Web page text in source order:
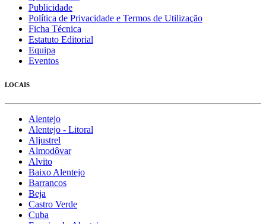
Publicidade
Política de Privacidade e Termos de Utilização
Ficha Técnica
Estatuto Editorial
Equipa
Eventos
LOCAIS
Alentejo
Alentejo - Litoral
Aljustrel
Almodôvar
Alvito
Baixo Alentejo
Barrancos
Beja
Castro Verde
Cuba